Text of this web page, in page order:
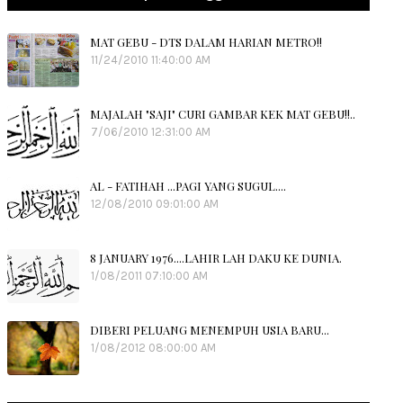
MAT GEBU - DTS DALAM HARIAN METRO!!
11/24/2010 11:40:00 AM
MAJALAH "SAJI" CURI GAMBAR KEK MAT GEBU!!..
7/06/2010 12:31:00 AM
AL - FATIHAH ...PAGI YANG SUGUL....
12/08/2010 09:01:00 AM
8 JANUARY 1976....LAHIR LAH DAKU KE DUNIA.
1/08/2011 07:10:00 AM
DIBERI PELUANG MENEMPUH USIA BARU...
1/08/2012 08:00:00 AM